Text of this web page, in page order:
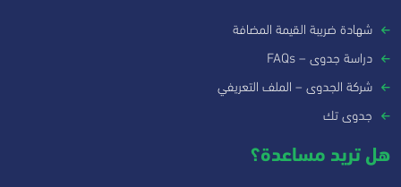
شهادة ضريبة القيمة المضافة
دراسة جدوى – FAQs
شركة الجدوى – الملف التعريفي
جدوى تك
هل تريد مساعدة؟